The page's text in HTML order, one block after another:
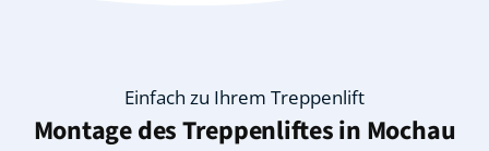
Einfach zu Ihrem Treppenlift
Montage des Treppenliftes in Mochau